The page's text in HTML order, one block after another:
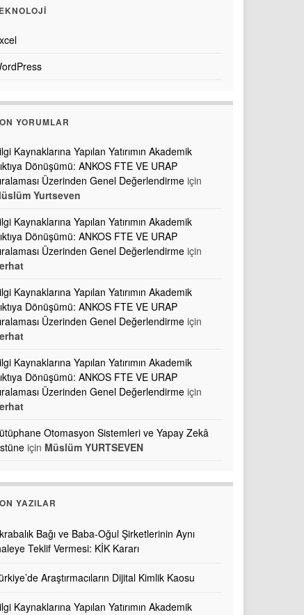
YORUMLAR
Kaynaklarına Yapılan Yatırımın Akademik
Dönüşümü: ANKOS FTE VE URAP
Üzerinden Genel Değerlendirme için
Yurtseven
Kaynaklarına Yapılan Yatırımın Akademik
Dönüşümü: ANKOS FTE VE URAP
Üzerinden Genel Değerlendirme için
Kaynaklarına Yapılan Yatırımın Akademik
Dönüşümü: ANKOS FTE VE URAP
Üzerinden Genel Değerlendirme için
Kaynaklarına Yapılan Yatırımın Akademik
Dönüşümü: ANKOS FTE VE URAP
Üzerinden Genel Değerlendirme için
Otomasyon Sistemleri ve Yapay Zekâ
için Müslüm YURTSEVEN
YAZILAR
Bağı ve Baba-Oğul Şirketlerinin Aynı
Teklif Vermesi: KİK Kararı
Araştırmacıların Dijital Kimlik Kaosu
Kaynaklarına Yapılan Yatırımın Akademik